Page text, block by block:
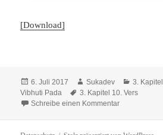
[Download]
Veröffentlicht
am
6. Juli 2017 Autor
Sukadev 3.
Vibhuti Pada
Schlagwörter
3. Kapitel 10. Vers
Schreibe einen Kommentarzu Kapitel 3,